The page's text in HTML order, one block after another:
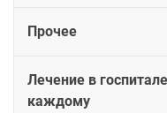
Прочее
Лечение в
каждому